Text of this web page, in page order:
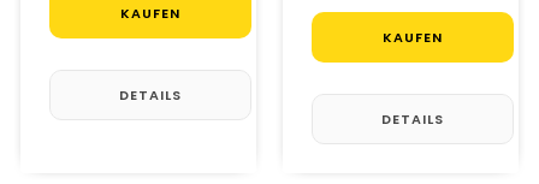
KAUFEN
DETAILS
KAUFEN
DETAILS